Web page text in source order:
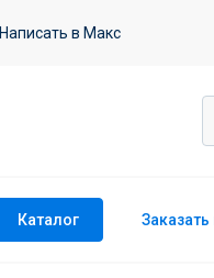
Написать в Макс
Каталог